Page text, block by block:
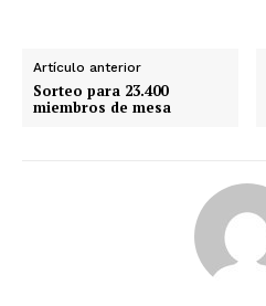
Artículo anterior
Sorteo para 23.400
miembros de mesa